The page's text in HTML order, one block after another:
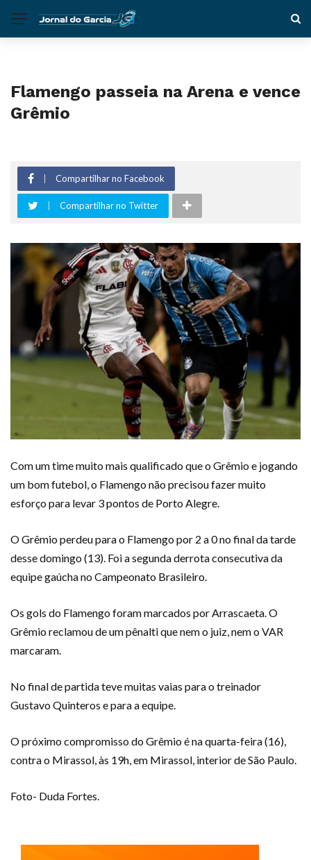
Flamengo passeia na Arena e vence
Grêmio
Compartilhar no Facebook
Compartilhar no Twitter
Com um time muito mais qualificado que o Grêmio e jogando
um bom futebol, o Flamengo não precisou fazer muito
esforço para levar 3 pontos de Porto Alegre.
O Grêmio perdeu para o Flamengo por 2 a 0 no final da tarde
desse domingo (13). Foi a segunda derrota consecutiva da
equipe gaúcha no Campeonato Brasileiro.
Os gols do Flamengo foram marcados por Arrascaeta. O
Grêmio reclamou de um pênalti que nem o juiz, nem o VAR
marcaram.
No final de partida teve muitas vaias para o treinador
Gustavo Quinteros e para a equipe.
O próximo compromisso do Grêmio é na quarta-feira (16),
contra o Mirassol, às 19h, em Mirassol, interior de São Paulo.
Foto- Duda Fortes.